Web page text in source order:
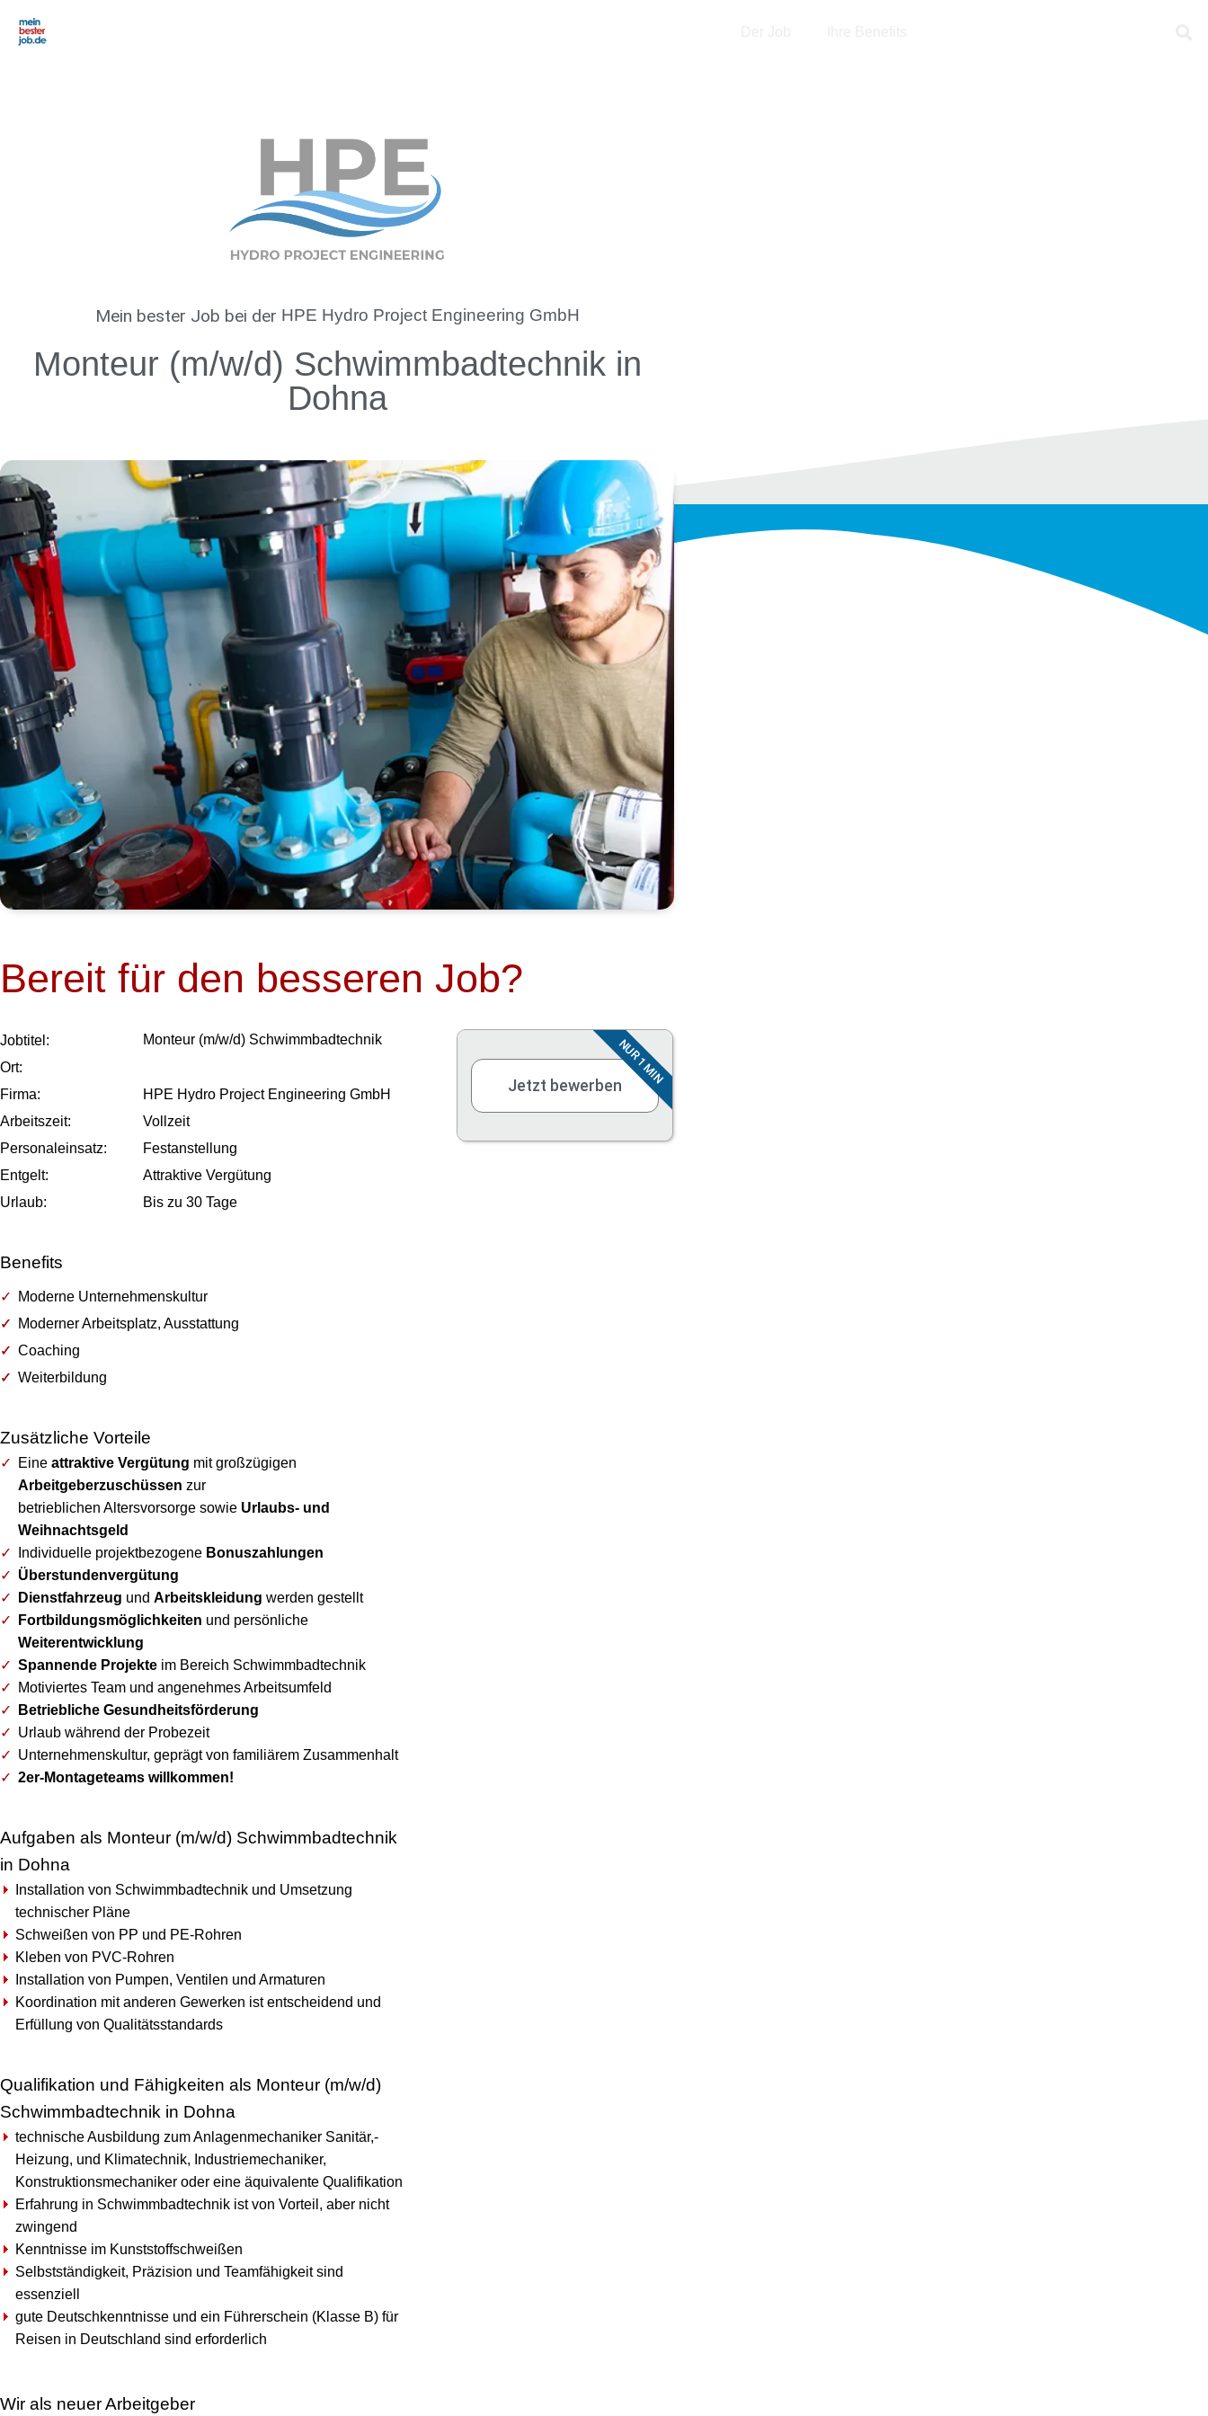
Mein bester Job bei der HPE Hydro Project Engineering GmbH
Monteur (m/w/d) Schwimmbadtechnik in
Dohna
Bereit für den besseren Job?
Job­titel:
Monteur (m/w/d) Schwimmbadtechnik
Ort:
Firma:
HPE Hydro Project Engineering GmbH
Arbeits­zeit:
Vollzeit
Personal­einsatz:
Festanstellung
Entgelt:
Attraktive Vergütung
Urlaub:
Bis zu 30 Tage
Benefits
Moderne Unternehmenskultur
Moderner Arbeitsplatz, Ausstattung
Coaching
Weiterbildung
Zusätzliche Vorteile
Eine attraktive Vergütung mit großzügigen
Arbeitgeberzuschüssen zur
betrieblichen Altersvorsorge sowie Urlaubs- und
Weihnachtsgeld
Individuelle projektbezogene Bonuszahlungen
Überstundenvergütung
Dienstfahrzeug und Arbeitskleidung werden gestellt
Fortbildungsmöglichkeiten und persönliche
Weiterentwicklung
Spannende Projekte im Bereich Schwimmbadtechnik
Motiviertes Team und angenehmes Arbeitsumfeld
Betriebliche Gesundheitsförderung
Urlaub während der Probezeit
Unternehmenskultur, geprägt von familiärem Zusammenhalt
2er-Montageteams willkommen!
Aufgaben als Monteur (m/w/d) Schwimmbadtechnik
in Dohna
Installation von Schwimmbadtechnik und Umsetzung
technischer Pläne
Schweißen von PP und PE-Rohren
Kleben von PVC-Rohren
Installation von Pumpen, Ventilen und Armaturen
Koordination mit anderen Gewerken ist entscheidend und
Erfüllung von Qualitätsstandards
Qualifikation und Fähigkeiten als Monteur (m/w/d)
Schwimmbadtechnik in Dohna
technische Ausbildung zum Anlagenmechaniker Sanitär,-
Heizung, und Klimatechnik, Industriemechaniker,
Konstruktionsmechaniker oder eine äquivalente Qualifikation
Erfahrung in Schwimmbadtechnik ist von Vorteil, aber nicht
zwingend
Kenntnisse im Kunststoffschweißen
Selbstständigkeit, Präzision und Teamfähigkeit sind
essenziell
gute Deutschkenntnisse und ein Führerschein (Klasse B) für
Reisen in Deutschland sind erforderlich
Wir als neuer Arbeitgeber
Jetzt bewerbenNUR 1 MIN